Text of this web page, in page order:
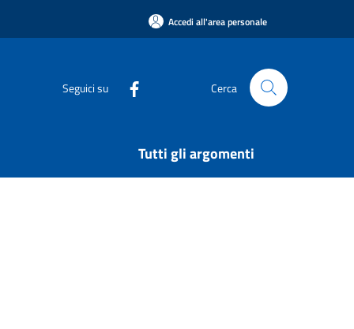
Accedi all'area personale
Seguici su Cerca
Tutti gli argomenti